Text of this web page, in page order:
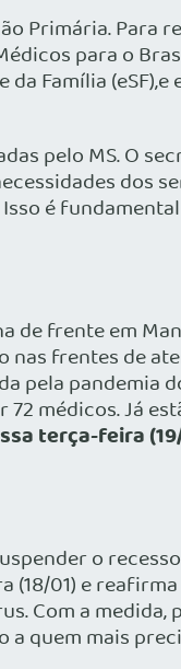
Primária. Para
para o
Família
pelo MS. O
dos
é
de frente em
frentes de
pela pandemia
médicos. Já
terça-feira
o
01) e
Com a
quem mais